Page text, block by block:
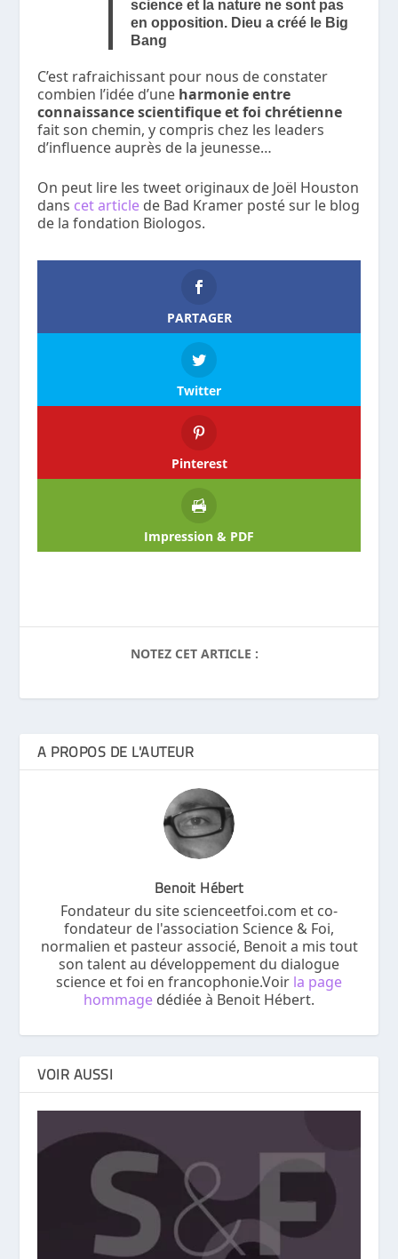
science et la nature ne sont pas
en opposition. Dieu a créé le Big
Bang
C’est rafraichissant pour nous de constater
combien l’idée d’une harmonie entre
connaissance scientifique et foi chrétienne
fait son chemin, y compris chez les leaders
d’influence auprès de la jeunesse…
On peut lire les tweet originaux de Joël Houston
dans cet article de Bad Kramer posté sur le blog
de la fondation Biologos.
PARTAGER
Twitter
Pinterest
Impression & PDF
NOTEZ CET ARTICLE :
A PROPOS DE L'AUTEUR
Benoit Hébert
Fondateur du site scienceetfoi.com et co-
fondateur de l'association Science & Foi,
normalien et pasteur associé, Benoit a mis tout
son talent au développement du dialogue
science et foi en francophonie.Voir la page
hommage dédiée à Benoit Hébert.
VOIR AUSSI